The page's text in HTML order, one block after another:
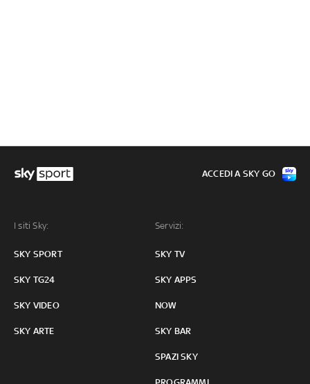
I siti Sky:
SKY SPORT
SKY TG24
SKY VIDEO
SKY ARTE
Servizi:
SKY TV
SKY APPS
NOW
SKY BAR
SPAZI SKY
ACCEDI A SKY GO